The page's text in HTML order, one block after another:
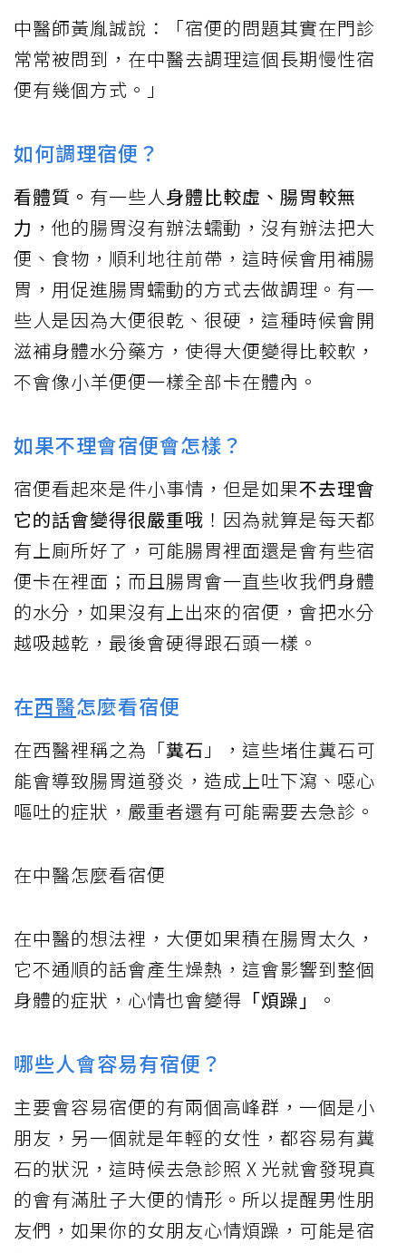
中醫師黃胤誠說：「宿便的問題其實在門診
常常被問到，在中醫去調理這個長期慢性宿
便有幾個方式。」
如何調理宿便？
看體質。 有一些人身體比較虛、腸胃較無
力 ，他的腸胃沒有辦法蠕動，沒有辦法把大
便、食物，順利地往前帶，這時候會用補腸
胃，用促進腸胃蠕動的方式去做調理。有一
些人是因為大便很乾、很硬，這種時候會開
滋補身體水分藥方，使得大便變得比較軟，
不會像小羊便便一樣全部卡在體內。
如果不理會宿便會怎樣？
宿便看起來是件小事情，但是如果不去理會
它的話會變得很嚴重哦 ！因為就算是每天都
有上廁所好了，可能腸胃裡面還是會有些宿
便卡在裡面；而且腸胃會一直些收我們身體
的水分，如果沒有上出來的宿便，會把水分
越吸越乾，最後會硬得跟石頭一樣。
在西醫怎麼看宿便
在西醫裡稱之為「糞石 」，這些堵住糞石可
能會導致腸胃道發炎，造成上吐下瀉、噁心
嘔吐的症狀，嚴重者還有可能需要去急診。
在中醫怎麼看宿便
在中醫的想法裡，大便如果積在腸胃太久，
它不通順的話會產生燥熱，這會影響到整個
身體的症狀，心情也會變得 「煩躁」 。
哪些人會容易有宿便？
主要會容易宿便的有兩個高峰群，一個是小
朋友，另一個就是年輕的女性，都容易有糞
石的狀況，這時候去急診照 X 光就會發現真
的會有滿肚子大便的情形。所以提醒男性朋
友們，如果你的女朋友心情煩躁，可能是宿